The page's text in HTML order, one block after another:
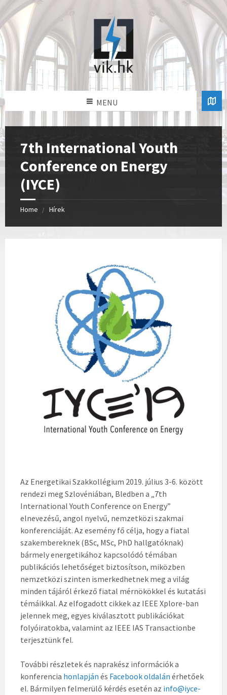
MENU
7th International Youth
Conference on Energy
(IYCE)
Home Hírek
Az Energetikai Szakkollégium 2019. július 3-6. között
rendezi meg Szlovéniában, Bledben a „7th
International Youth Conference on Energy”
elnevezésű, angol nyelvű, nemzetközi szakmai
konferenciáját. Az esemény fő célja, hogy a fiatal
szakembereknek (BSc, MSc, PhD hallgatóknak)
bármely energetikához kapcsolódó témában
publikációs lehetőséget biztosítson, miközben
nemzetközi szinten ismerkedhetnek meg a világ
minden tájáról érkező fiatal mérnökökkel és kutatási
témáikkal. Az elfogadott cikkek az IEEE Xplore-ban
jelennek meg, egyes kiválasztott publikációkat
folyóiratokba, valamint az IEEE IAS Transactionbe
terjesztünk fel.
További részletek és naprakész információk a
konferencia honlapján és Facebook oldalán érhetőek
el. Bármilyen felmerülő kérdés esetén az info@iyce-